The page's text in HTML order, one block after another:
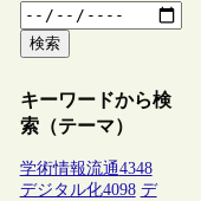
検索
キーワードから検
索（テーマ）
学術情報流通4348
デジタル化4098 デ